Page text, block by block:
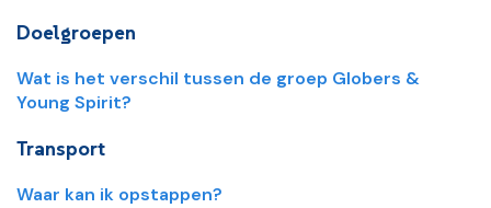
Doelgroepen
Wat is het verschil tussen de groep Globers &
Young Spirit?
Transport
Waar kan ik opstappen?